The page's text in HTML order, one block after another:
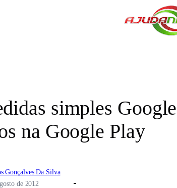
simples
na Google Play
Gonçalves Da Silva
de 2012